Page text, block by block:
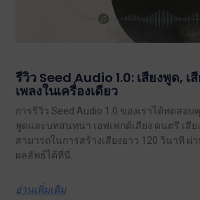
รีวิว Seed Audio 1.0: เสียงพูด, เ
เพลงในเครื่องเดียว
การรีวิว Seed Audio 1.0 ของเราได้ทดสอ
พูดและบทสนทนา เอฟเฟกต์เสียง ดนตรี เสี
สามารถในการสร้างเสียงยาว 120 วินาที ผ่
ผลลัพธ์ได้ที่นี่.
อ่านเพิ่มเติม